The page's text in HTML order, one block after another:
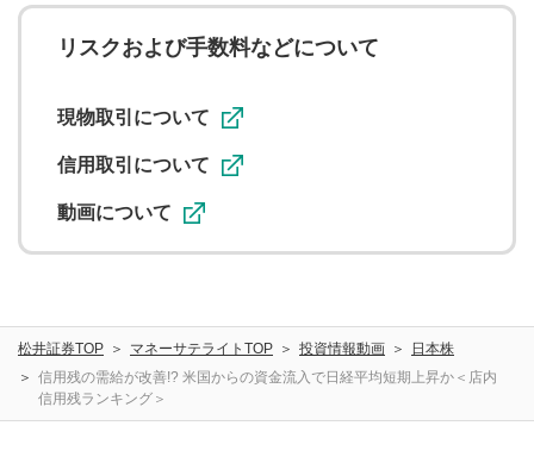
に関する著作者人格権を行使しないことに同意します。利
用者が投稿したコメントは、当社サービスの広告・宣伝、
ることがあります。
リスクおよび手数料などについて
現物取引について
信用取引について
動画について
松井証券TOP マネーサテライトTOP 投資情報動画
日本株
信用残の需給が改善!? 米国からの資金流入で日経平均短期上昇か＜店内
信用残ランキング＞